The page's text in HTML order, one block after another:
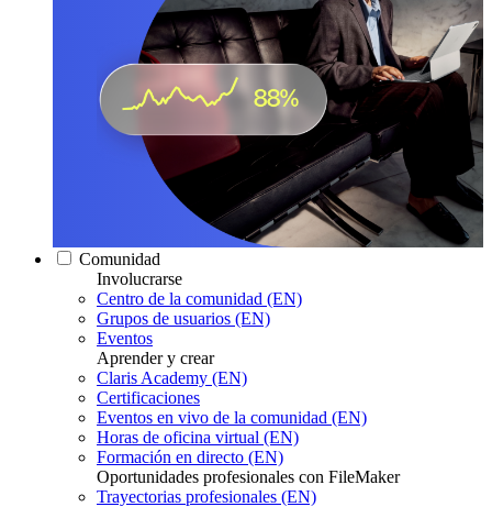
Comunidad
Involucrarse
Centro de la comunidad (EN)
Grupos de usuarios (EN)
Eventos
Aprender y crear
Claris Academy (EN)
Certificaciones
Eventos en vivo de la comunidad (EN)
Horas de oficina virtual (EN)
Formación en directo (EN)
Oportunidades profesionales con FileMaker
Trayectorias profesionales (EN)